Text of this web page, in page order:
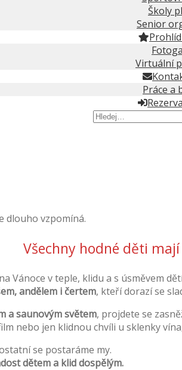
Školy
Senior
Virtuální
Práce a
Hledat:
dlouho vzpomíná.
Všechny hodné děti
Vánoce v teple, klidu a s úsměvem
andělem i čertem, kteří dorazí se
a saunovým světem, projdete se
nebo jen klidnou chvíli u sklenky
se postaráme my.
dětem a klid dospělým.